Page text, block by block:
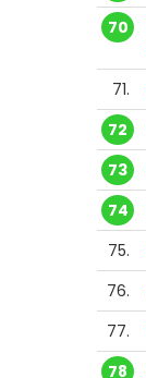
70
71.
72
73
74
75.
76.
77.
78